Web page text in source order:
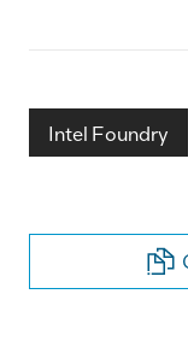
Intel Foundry